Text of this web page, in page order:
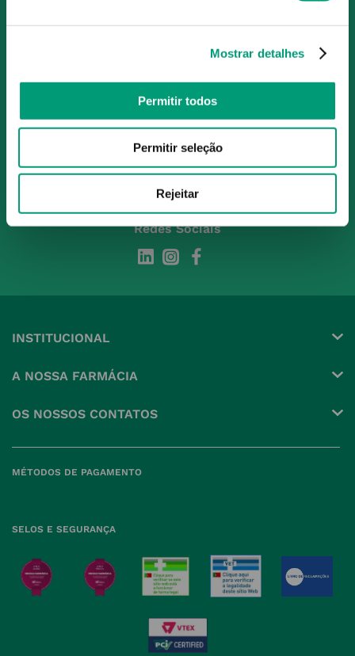
Mostrar detalhes
Permitir todos
Permitir seleção
Rejeitar
as melhores soluções de compra para os consumidores
através da nossafarmacia.pt.
Subscreva para receber ofertas e novidades
exclusivas
Ao confirmar o registo, aceito receber e-mails com notícias e promoções da
Redes Sociais
INSTITUCIONAL
A NOSSA FARMÁCIA
OS NOSSOS CONTATOS
MÉTODOS DE PAGAMENTO
SELOS E SEGURANÇA